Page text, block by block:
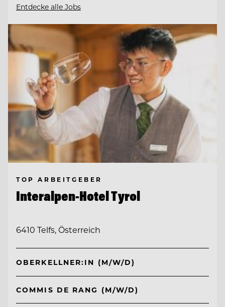
Entdecke alle Jobs
TOP ARBEITGEBER
Interalpen-Hotel Tyrol
6410 Telfs, Österreich
OBERKELLNER:IN (M/W/D)
COMMIS DE RANG (M/W/D)